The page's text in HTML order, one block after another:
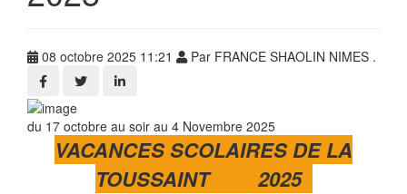
08 octobre 2025 11:21 Par FRANCE SHAOLIN NIMES .
du 17 octobre au soir au 4 Novembre 2025
VACANCES SCOLAIRES DE LA
TOUSSAINT 2025